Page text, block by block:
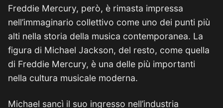
Freddie Mercury, però, è rimasta impressa
nell’immaginario collettivo come uno dei punti più
alti nella storia della musica contemporanea. La
figura di Michael Jackson, del resto, come quella
di Freddie Mercury, è una delle più importanti
nella cultura musicale moderna.
Michael sancì il suo ingresso nell’industria